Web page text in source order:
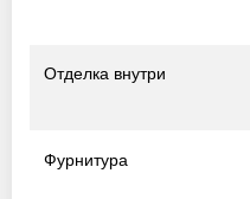
Отделка внутри
Фурнитура